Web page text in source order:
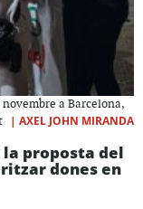
a Barcelona,
| AXEL JOHN MIRANDA
proposta del
dones en